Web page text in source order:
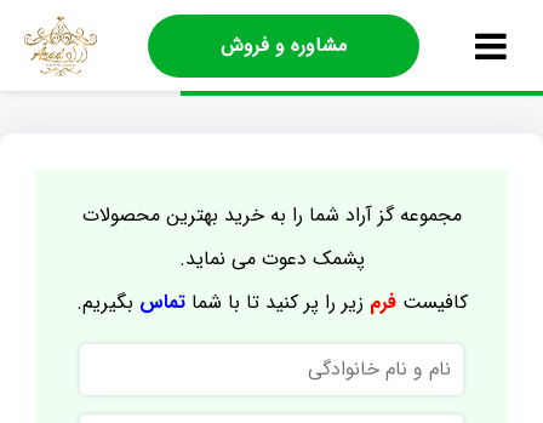
مشاوره و فروش
مجموعه گز آراد شما را به خرید بهترین محصولات
پشمک دعوت می نماید.
کافیستفرم زیر را پر کنید تا با شماتماس بگیریم.
نام
و
نام